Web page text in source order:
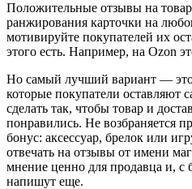
Положительные отзывы на
ранжирования карточки на
мотивируйте покупателей их
этого есть. Например, на Ozon
Но самый лучший вариант —
которые покупатели оставляют
сделать так, чтобы товар и
понравились. Не возбраняется
бонус: аксессуар, брелок или
отвечать на отзывы от имени
мнение ценно для продавца и, с
напишут еще.